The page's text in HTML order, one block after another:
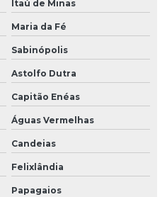
Itaú de Minas
Maria da Fé
Sabinópolis
Astolfo Dutra
Capitão Enéas
Águas Vermelhas
Candeias
Felixlândia
Papagaios